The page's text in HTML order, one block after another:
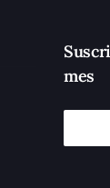
mes